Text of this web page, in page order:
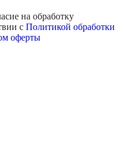
на обработку
с Политикой обработки
оферты